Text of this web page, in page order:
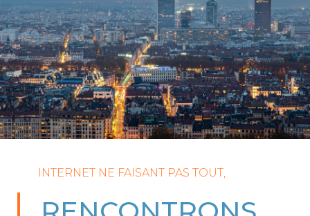
INTERNET NE FAISANT PAS TOUT,